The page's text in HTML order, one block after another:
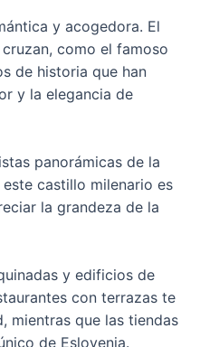
y acogedora. El
como el famoso
de historia que han
y la elegancia de
panorámicas de la
castillo milenario es
la grandeza de la
y edificios de
con terrazas te
mientras que las tiendas
de Eslovenia.